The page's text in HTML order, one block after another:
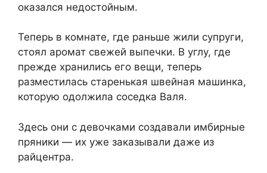
оказался недостойным.
Теперь в комнате, где раньше жили супруги,
стоял аромат свежей выпечки. В углу, где
прежде хранились его вещи, теперь
разместилась старенькая швейная машинка,
которую одолжила соседка Валя.
Здесь они с девочками создавали имбирные
пряники — их уже заказывали даже из
райцентра.